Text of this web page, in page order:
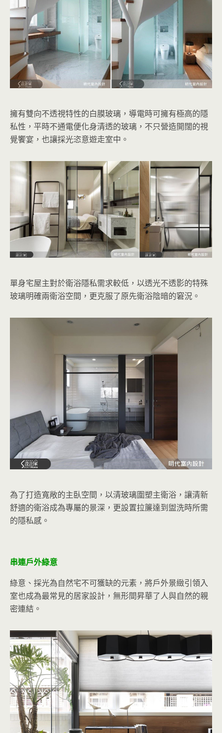
擁有雙向不透視特性的白膜玻璃，導電時可擁有極高的隱
私性，平時不通電便化身清透的玻璃，不只營造開闊的視
覺饗宴，也讓採光恣意遊走室中。
單身宅屋主對於衛浴隱私需求較低，以透光不透影的特殊
玻璃明確兩衛浴空間，更克服了原先衛浴陰暗的窘況。
為了打造寬敞的主臥空間，以清玻璃圍塑主衛浴，讓清新
舒適的衛浴成為專屬的景深，更設置拉簾達到盥洗時所需
的隱私感。
串連戶外綠意
綠意、採光為自然宅不可獲缺的元素，將戶外景緻引領入
室也成為最常見的居家設計，無形間昇華了人與自然的親
密連結。